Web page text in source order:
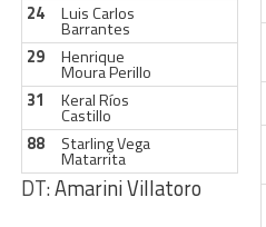
24
Luis Carlos
Barrantes
29
Henrique
Moura Perillo
31
Keral Ríos
Castillo
88
Starling Vega
Matarrita
DT:Amarini Villatoro